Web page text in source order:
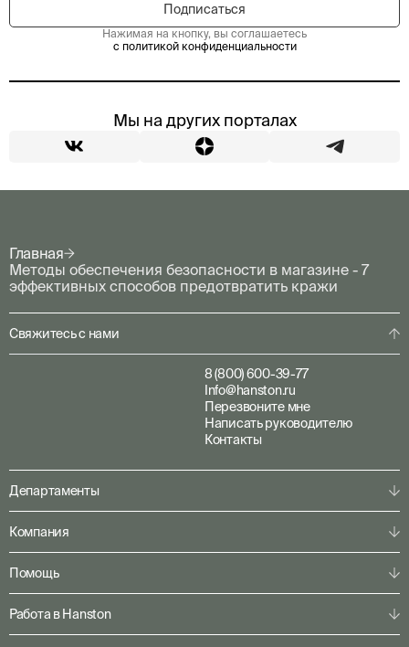
Нажимая на кнопку, вы соглашаетесь
с политикой конфиденциальности
Мы на других порталах
Главная
Методы обеспечения безопасности в магазине - 7
эффективных способов предотвратить кражи
Департаменты
Системы безопасности
Компания
Пресс-центр
Помощь
Работа в Hanston
Свяжитесь с нами
8 (800) 600-39-77
Info@hanston.ru
Перезвоните мне
Написать руководителю
Контакты